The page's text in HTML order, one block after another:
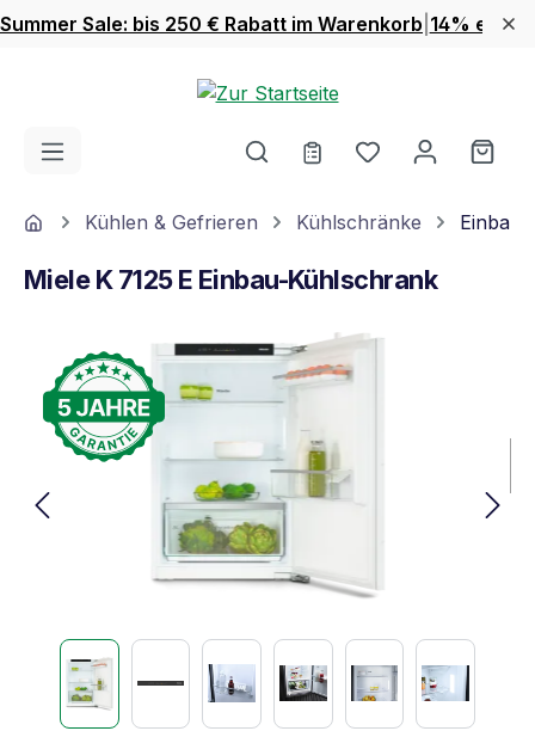
Zum Hauptinhalt springen
Summer Sale: bis 250 € Rabatt im Warenkorb 14% extra
Du hast 0
HomeKühlen & Gefrieren Kühlschränke
Miele K 7125 E Einbau-Kühlschrank
Bildergalerie überspringen